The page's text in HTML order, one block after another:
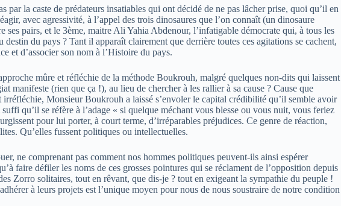
la caste de prédateurs insatiables qui ont décidé de ne pas lâcher prise, quoi qu’il en
avec agressivité, à l’appel des trois dinosaures que l’on connaît (un dinosaure
pairs, et le 3ème, maitre Ali Yahia Abdenour, l’infatigable démocrate qui, à tous les
du pays ? Tant il apparaît clairement que derrière toutes ces agitations se cachent,
et d’associer son nom à l’Histoire du pays.
mûre et réfléchie de la méthode Boukrouh, malgré quelques non-dits qui laissent
manifeste (rien que ça !), au lieu de chercher à les rallier à sa cause ? Cause que
Monsieur Boukrouh a laissé s’envoler le capital crédibilité qu’il semble avoir
qu’il se réfère à l’adage « si quelque méchant vous blesse ou vous nuit, vous feriez
pour lui porter, à court terme, d’irréparables préjudices. Ce genre de réaction,
Qu’elles fussent politiques ou intellectuelles.
ne comprenant pas comment nos hommes politiques peuvent-ils ainsi espérer
faire défiler les noms de ces grosses pointures qui se réclament de l’opposition depuis
Zorro solitaires, tout en rêvant, que dis-je ? tout en exigeant la sympathie du peuple !
à leurs projets est l’unique moyen pour nous de nous soustraire de notre condition